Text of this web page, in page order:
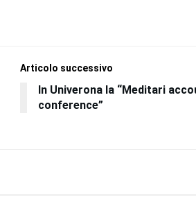
Articolo successivo
In Univerona la “Meditari
conference”